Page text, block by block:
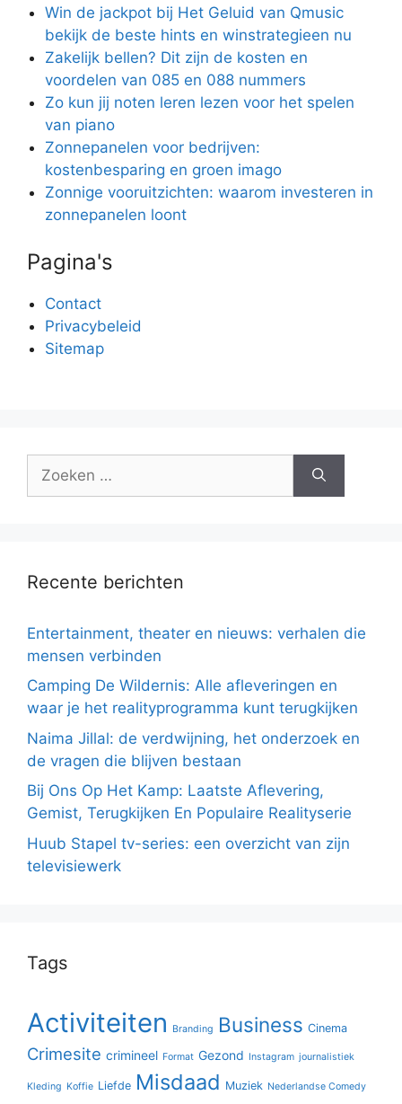
Win de jackpot bij Het Geluid van Qmusic
bekijk de beste hints en winstrategieen nu
Zakelijk bellen? Dit zijn de kosten en
voordelen van 085 en 088 nummers
Zo kun jij noten leren lezen voor het spelen
van piano
Zonnepanelen voor bedrijven:
kostenbesparing en groen imago
Zonnige vooruitzichten: waarom investeren in
zonnepanelen loont
Pagina's
Contact
Privacybeleid
Sitemap
naar:
Recente berichten
Entertainment, theater en nieuws: verhalen die
mensen verbinden
Camping De Wildernis: Alle afleveringen en
waar je het realityprogramma kunt terugkijken
Naima Jillal: de verdwijning, het onderzoek en
de vragen die blijven bestaan
Bij Ons Op Het Kamp: Laatste Aflevering,
Gemist, Terugkijken En Populaire Realityserie
Huub Stapel tv-series: een overzicht van zijn
televisiewerk
Tags
Activiteiten Branding Business Cinema
Crimesite crimineel Format Gezond Instagram journalistiek
Kleding Koffie Liefde Misdaad Muziek Nederlandse Comedy